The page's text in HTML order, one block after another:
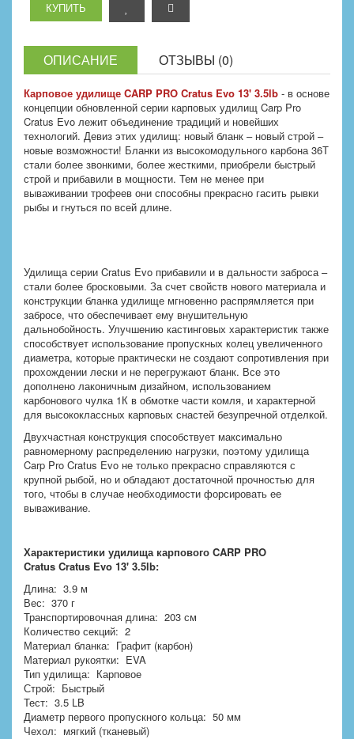
ОПИСАНИЕ ОТЗЫВЫ (0)
Карповое удилище CARP PRO Cratus Evo 13' 3.5lb - в основе
концепции обновленной серии карповых удилищ Carp Pro
Cratus Evo лежит объединение традиций и новейших
технологий. Девиз этих удилищ: новый бланк – новый строй –
новые возможности! Бланки из высокомодульного карбона 36Т
стали более звонкими, более жесткими, приобрели быстрый
строй и прибавили в мощности. Тем не менее при
вываживании трофеев они способны прекрасно гасить рывки
рыбы и гнуться по всей длине.
Удилища серии Cratus Evo прибавили и в дальности заброса –
стали более бросковыми. За счет свойств нового материала и
конструкции бланка удилище мгновенно распрямляется при
забросе, что обеспечивает ему внушительную
дальнобойность. Улучшению кастинговых характеристик также
способствует использование пропускных колец увеличенного
диаметра, которые практически не создают сопротивления при
прохождении лески и не перегружают бланк. Все это
дополнено лаконичным дизайном, использованием
карбонового чулка 1К в обмотке части комля, и характерной
для высококлассных карповых снастей безупречной отделкой.
Двухчастная конструкция способствует максимально
равномерному распределению нагрузки, поэтому удилища
Carp Pro Cratus Evo не только прекрасно справляются с
крупной рыбой, но и обладают достаточной прочностью для
того, чтобы в случае необходимости форсировать ее
вываживание.
Характеристики удилища карпового CARP PRO
Cratus Cratus Evo 13' 3.5lb:
Длина: 3.9 м
Вес: 370 г
Транспортировочная длина: 203 см
Количество секций: 2
Материал бланка: Графит (карбон)
Материал рукоятки: EVA
Тип удилища: Карповое
Строй: Быстрый
Тест: 3.5 LB
Диаметр первого пропускного кольца: 50 мм
Чехол: мягкий (тканевый)